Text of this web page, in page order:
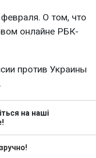
О том, что
онлайне РБК-
против Украины
.
на наші